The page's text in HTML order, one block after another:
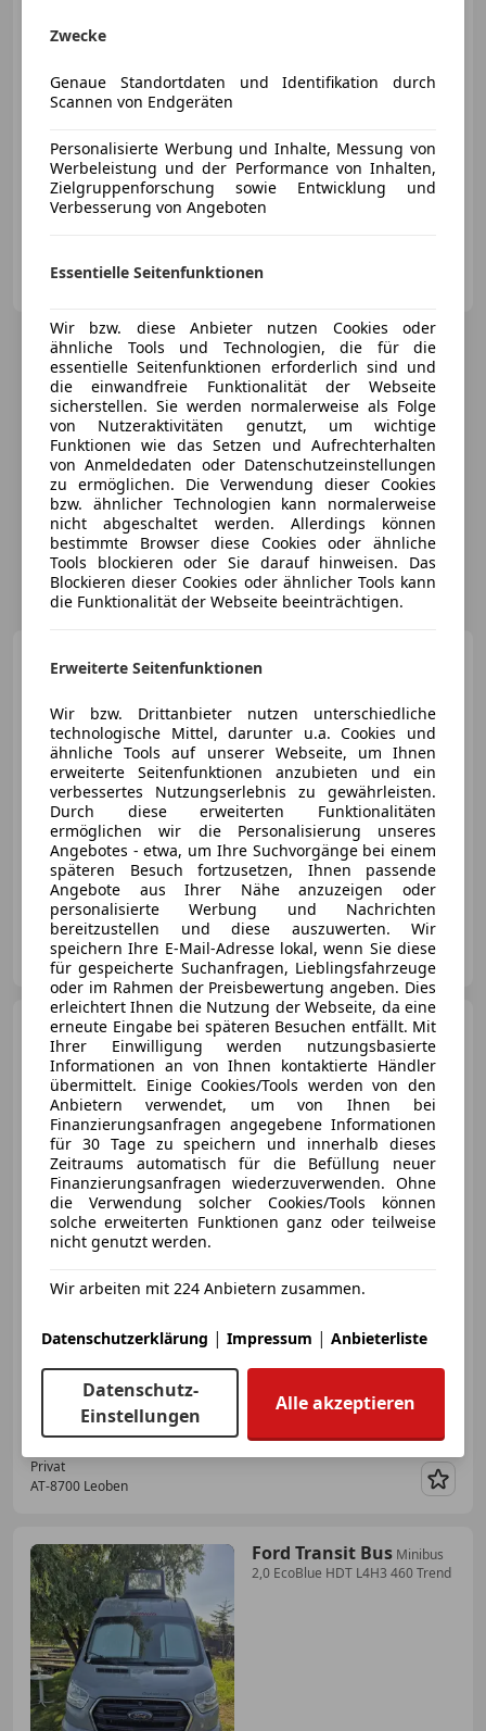
€ 9 000
10/2020 176 500 km Diesel
Privat
AT-2020 Hollabrunn
Car 56
€ 8 700
04/1987 67 000 km Diesel 50 kW (68 PS)
Privat
AT-1210 wien
Ford Transit Bus 250K
02/2012 319 000 km Diesel 74 kW (101 PS)
Privat
AT-8700 Leoben
Ford Transit Bus Minibus
2,0 EcoBlue HDT L4H3 460 Trend
Zwecke
Genaue Standortdaten und Identifikation durch
Scannen von Endgeräten
Personalisierte Werbung und Inhalte, Messung von
Werbeleistung und der Performance von Inhalten,
Zielgruppenforschung sowie Entwicklung und
Verbesserung von Angeboten
Essentielle Seitenfunktionen
Wir bzw. diese Anbieter nutzen Cookies oder
ähnliche Tools und Technologien, die für die
essentielle Seitenfunktionen erforderlich sind und
die einwandfreie Funktionalität der Webseite
sicherstellen. Sie werden normalerweise als Folge
von Nutzeraktivitäten genutzt, um wichtige
Funktionen wie das Setzen und Aufrechterhalten
von Anmeldedaten oder Datenschutzeinstellungen
zu ermöglichen. Die Verwendung dieser Cookies
bzw. ähnlicher Technologien kann normalerweise
nicht abgeschaltet werden. Allerdings können
bestimmte Browser diese Cookies oder ähnliche
Tools blockieren oder Sie darauf hinweisen. Das
Blockieren dieser Cookies oder ähnlicher Tools kann
die Funktionalität der Webseite beeinträchtigen.
Erweiterte Seitenfunktionen
Wir bzw. Drittanbieter nutzen unterschiedliche
technologische Mittel, darunter u.a. Cookies und
ähnliche Tools auf unserer Webseite, um Ihnen
erweiterte Seitenfunktionen anzubieten und ein
verbessertes Nutzungserlebnis zu gewährleisten.
Durch diese erweiterten Funktionalitäten
ermöglichen wir die Personalisierung unseres
Angebotes - etwa, um Ihre Suchvorgänge bei einem
späteren Besuch fortzusetzen, Ihnen passende
Angebote aus Ihrer Nähe anzuzeigen oder
personalisierte Werbung und Nachrichten
bereitzustellen und diese auszuwerten. Wir
speichern Ihre E-Mail-Adresse lokal, wenn Sie diese
für gespeicherte Suchanfragen, Lieblingsfahrzeuge
oder im Rahmen der Preisbewertung angeben. Dies
erleichtert Ihnen die Nutzung der Webseite, da eine
erneute Eingabe bei späteren Besuchen entfällt. Mit
Ihrer Einwilligung werden nutzungsbasierte
Informationen an von Ihnen kontaktierte Händler
übermittelt. Einige Cookies/Tools werden von den
Anbietern verwendet, um von Ihnen bei
Finanzierungsanfragen angegebene Informationen
für 30 Tage zu speichern und innerhalb dieses
Zeitraums automatisch für die Befüllung neuer
Finanzierungsanfragen wiederzuverwenden. Ohne
die Verwendung solcher Cookies/Tools können
solche erweiterten Funktionen ganz oder teilweise
nicht genutzt werden.
Wir arbeiten mit 224 Anbietern zusammen.
Datenschutzerklärung | Impressum | Anbieterliste
Datenschutz-
Einstellungen
Alle akzeptieren